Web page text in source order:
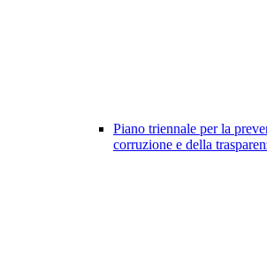
Piano triennale per la
corruzione e della